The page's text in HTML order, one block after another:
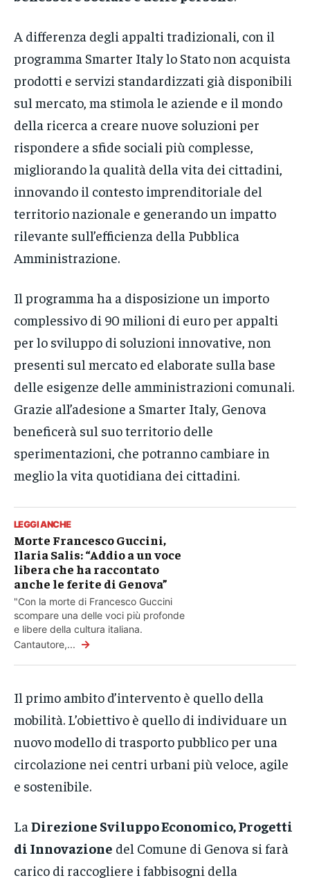
A differenza degli appalti tradizionali, con il
programma Smarter Italy lo Stato non acquista
prodotti e servizi standardizzati già disponibili
sul mercato, ma stimola le aziende e il mondo
della ricerca a creare nuove soluzioni per
rispondere a sfide sociali più complesse,
migliorando la qualità della vita dei cittadini,
innovando il contesto imprenditoriale del
territorio nazionale e generando un impatto
rilevante sull’efficienza della Pubblica
Amministrazione.
Il programma ha a disposizione un importo
complessivo di 90 milioni di euro per appalti
per lo sviluppo di soluzioni innovative, non
presenti sul mercato ed elaborate sulla base
delle esigenze delle amministrazioni comunali.
Grazie all’adesione a Smarter Italy, Genova
beneficerà sul suo territorio delle
sperimentazioni, che potranno cambiare in
meglio la vita quotidiana dei cittadini.
LEGGI ANCHE
Morte Francesco Guccini,
Ilaria Salis: “Addio a un voce
libera che ha raccontato
anche le ferite di Genova”
"Con la morte di Francesco Guccini
scompare una delle voci più profonde
e libere della cultura italiana.
Cantautore,... →
Il primo ambito d’intervento è quello della
mobilità. L’obiettivo è quello di individuare un
nuovo modello di trasporto pubblico per una
circolazione nei centri urbani più veloce, agile
e sostenibile.
La Direzione Sviluppo Economico, Progetti
di Innovazione del Comune di Genova si farà
carico di raccogliere i fabbisogni della